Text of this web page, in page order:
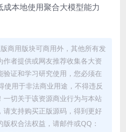
本地使用聚合大模型能力
商用版块可商用外，其他所有发
者提供或网友推荐收集各大资
证和学习研究使用，您必须在
使用于非法商业用途，不得违反
一切关于该资源商业行为与本站
请支持购买正版源码，得到更好
权合法权益，请邮件或QQ：